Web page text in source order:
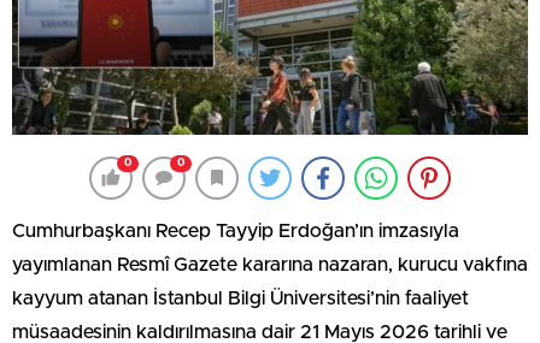
0 0
Cumhurbaşkanı Recep Tayyip Erdoğan’ın imzasıyla
yayımlanan Resmî Gazete kararına nazaran, kurucu vakfına
kayyum atanan İstanbul Bilgi Üniversitesi’nin faaliyet
müsaadesinin kaldırılmasına dair 21 Mayıs 2026 tarihli ve